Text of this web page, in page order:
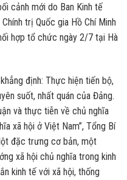
cảnh mới do Ban Kinh tế
trị Quốc gia Hồ Chí Minh
hợp tổ chức ngày 2/7 tại Hà
định: Thực hiện tiến bộ,
suốt, nhất quán của Đảng.
và thực tiễn về chủ nghĩa
xã hội ở Việt Nam”, Tổng Bí
đặc trưng cơ bản, một
xã hội chủ nghĩa trong kinh
kinh tế với xã hội, thống